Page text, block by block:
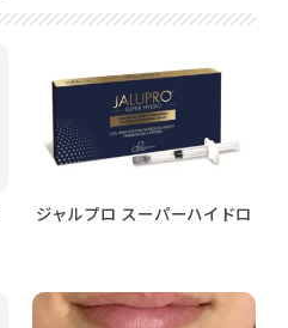
ジャルプロ スーパーハイドロ